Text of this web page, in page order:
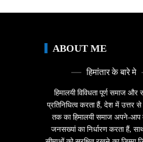
ABOUT ME
हिमांतार के बारे मे
हिमालयी विविधता पूर्ण समाज और
प्रतिनिधित्व करता हैं, देश में उत्तर
तक का हिमालयी समाज अपने-आप
जनसख्यां का निर्धारण करता हैं,